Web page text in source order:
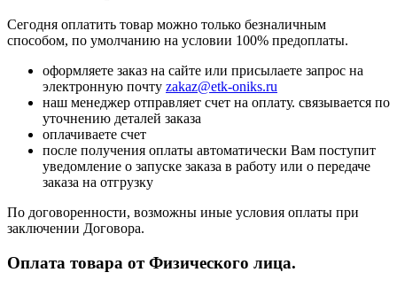
Сегодня оплатить товар можно только безналичным
способом, по умолчанию на условии 100% предоплаты.
оформляете заказ на сайте или присылаете запрос на
электронную почту zakaz@etk-oniks.ru
наш менеджер отправляет счет на оплату. связывается по
уточнению деталей заказа
оплачиваете счет
после получения оплаты автоматически Вам поступит
уведомление о запуске заказа в работу или о передаче
заказа на отгрузку
По договоренности, возможны иные условия оплаты при
заключении Договора.
Оплата товара от Физического лица.